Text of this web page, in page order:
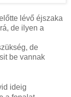
lévő éjszaka
de ilyen a
de
be vannak
ideig